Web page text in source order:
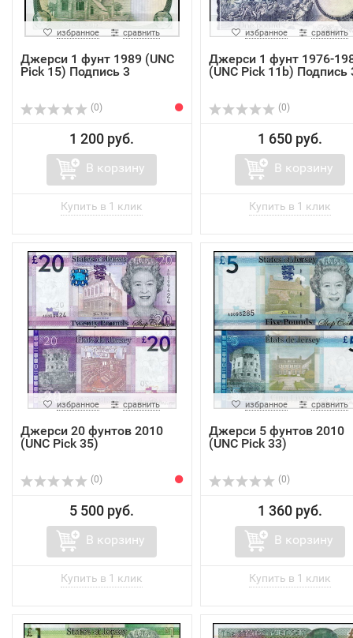
избранное сравнить
Джерси 1 фунт 1989 (UNC
Pick 15) Подпись 3
(0)
1 200 руб.
В корзину
избранное сравнить
Джерси 1 фунт 1976-
(UNC Pick 11b) Подпись
(0)
1 650 руб.
В корзину
избранное сравнить
Джерси 20 фунтов 2010
(UNC Pick 35)
(0)
5 500 руб.
В корзину
избранное сравнить
Джерси 5 фунтов 2010
(UNC Pick 33)
(0)
1 360 руб.
В корзину